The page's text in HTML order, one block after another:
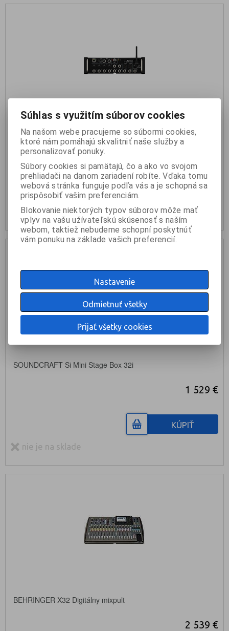
Behringer X AIR XR12 Digitálny mixpult
KÚPIŤ
nie je na sklade
SOUNDCRAFT Si Mini Stage Box 32i
1 529 €
KÚPIŤ
nie je na sklade
BEHRINGER X32 Digitálny mixpult
2 539 €
Súhlas s využitím súborov cookies
Na našom webe pracujeme so súbormi cookies,
ktoré nám pomáhajú skvalitniť naše služby a
personalizovať ponuky.
Súbory cookies si pamätajú, čo a ako vo svojom
prehliadači na danom zariadení robíte. Vďaka tomu
webová stránka funguje podľa vás a je schopná sa
prispôsobiť vašim preferenciám.
Blokovanie niektorých typov súborov môže mať
vplyv na vašu užívateľskú skúsenosť s naším
webom, taktiež nebudeme schopní poskytnúť
vám ponuku na základe vašich preferencií.
Nastavenie
Odmietnuť všetky
Prijať všetky cookies